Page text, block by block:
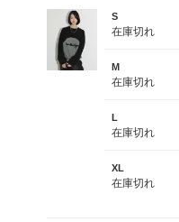
S
在庫切れ
M
在庫切れ
L
在庫切れ
XL
在庫切れ